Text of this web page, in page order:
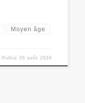
Moyen âge
Publié 26 août 2024